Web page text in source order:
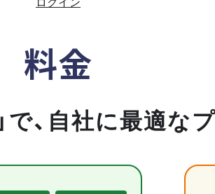
料金
で、自社に最適な